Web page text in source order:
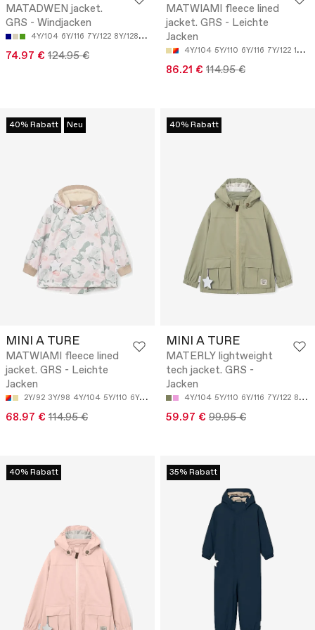
MATADWEN jacket.
GRS - Windjacken
4Y/104 6Y/116 7Y/122 8Y/128 9Y/134
74.97 € 124.95 €
MATWIAMI fleece lined
jacket. GRS - Leichte
Jacken
4Y/104 5Y/110 6Y/116 7Y/122 12M/80
86.21 € 114.95 €
40% Rabatt Neu
MINI A TURE
MATWIAMI fleece lined
jacket. GRS - Leichte
Jacken
2Y/92 3Y/98 4Y/104 5Y/110 6Y/116
68.97 € 114.95 €
40% Rabatt
MINI A TURE
MATERLY lightweight
tech jacket. GRS -
Jacken
4Y/104 5Y/110 6Y/116 7Y/122 8Y/128
59.97 € 99.95 €
40% Rabatt 35% Rabatt